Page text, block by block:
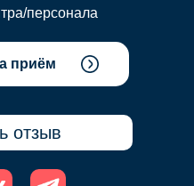
приём
персонала
отзыв